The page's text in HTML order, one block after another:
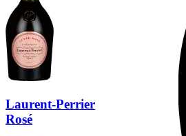
Laurent-Perrier
Rosé